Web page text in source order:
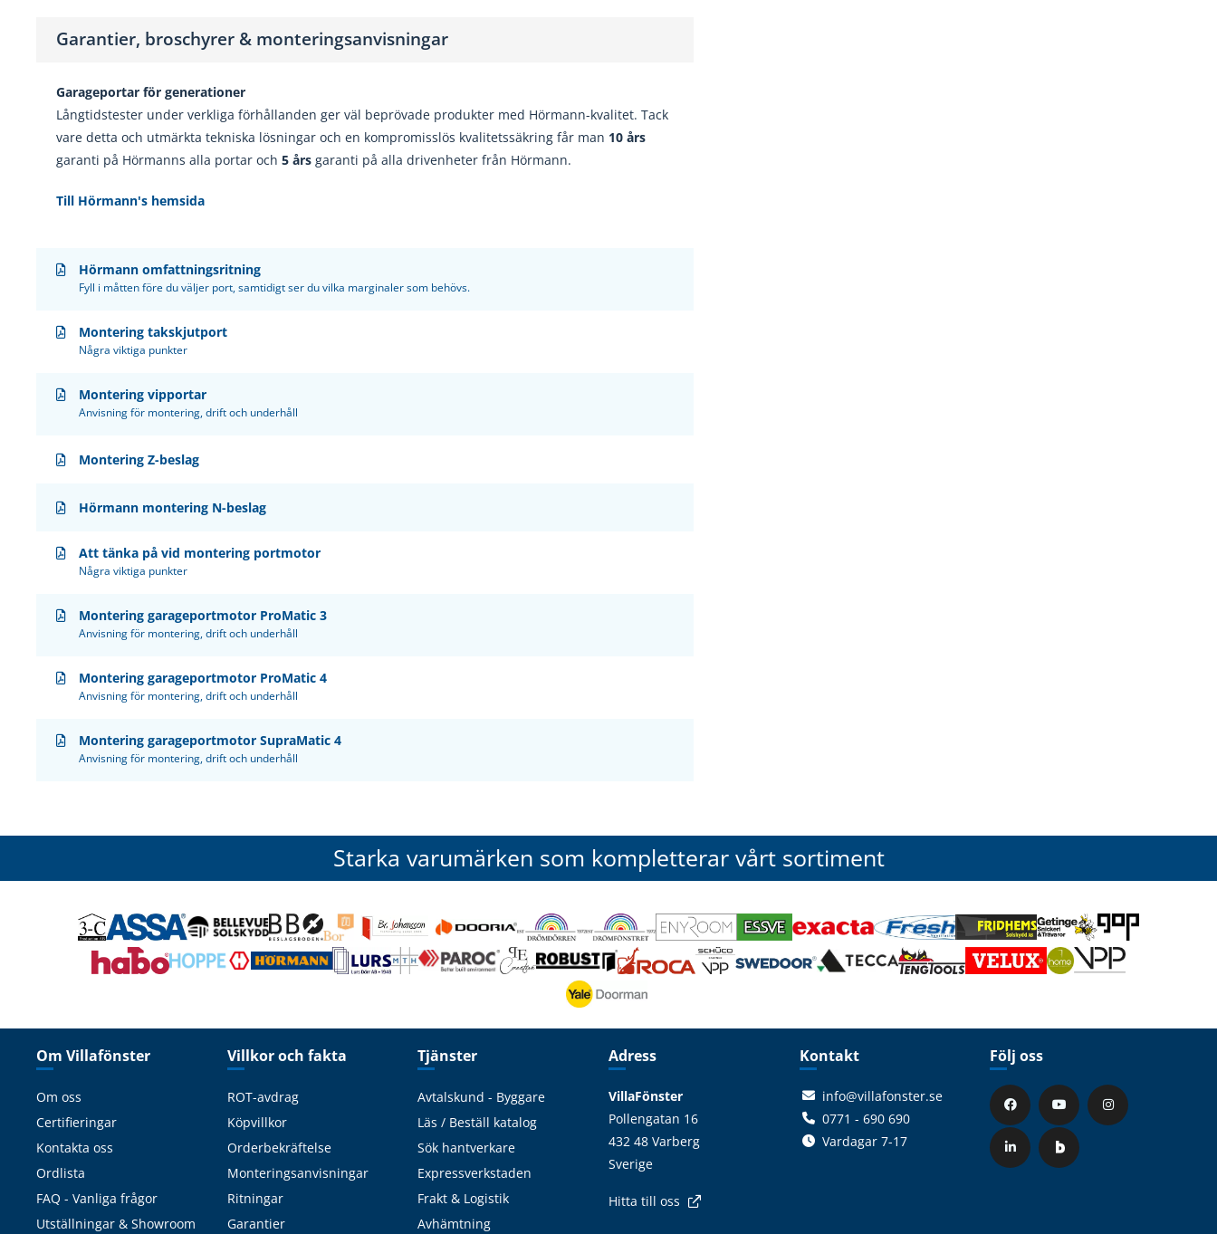
Garantier, broschyrer & monteringsanvisningar
Garageportar för generationer
Långtidstester under verkliga förhållanden ger väl beprövade produkter med Hörmann-kvalitet. Tack
vare detta och utmärkta tekniska lösningar och en kompromisslös kvalitetssäkring får man 10 års
garanti på Hörmanns alla portar och 5 årsgaranti på alla drivenheter från Hörmann.
Till Hörmann's hemsida
Hörmann omfattningsritning
Fyll i måtten före du väljer port, samtidigt ser du vilka marginaler som behövs.
Montering takskjutport
Några viktiga punkter
Montering vipportar
Anvisning för montering, drift och underhåll
Montering Z-beslag
Hörmann montering N-beslag
Att tänka på vid montering portmotor
Några viktiga punkter
Montering garageportmotor ProMatic 3
Anvisning för montering, drift och underhåll
Montering garageportmotor ProMatic 4
Anvisning för montering, drift och underhåll
Montering garageportmotor SupraMatic 4
Anvisning för montering, drift och underhåll
Starka varumärken som kompletterar vårt sortiment
Om Villafönster
Om oss
Certifieringar
Kontakta oss
Ordlista
FAQ - Vanliga frågor
Utställningar & Showroom
Villkor och fakta
ROT-avdrag
Köpvillkor
Orderbekräftelse
Monteringsanvisningar
Ritningar
Garantier
Tjänster
Avtalskund - Byggare
Läs / Beställ katalog
Sök hantverkare
Expressverkstaden
Frakt & Logistik
Avhämtning
Adress
VillaFönster
Pollengatan 16
432 48 Varberg
Sverige
Hitta till oss
Kontakt
info@villafonster.se
0771 - 690 690
Vardagar 7-17
Följ oss